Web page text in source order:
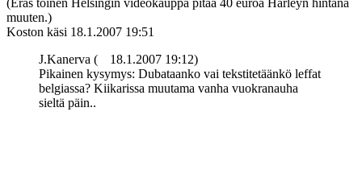
(Eräs toinen Helsingin videokauppa pitää 40 euroa Harleyn hintana
muuten.)
Koston käsi 18.1.2007 19:51
J.Kanerva (
18.1.2007 19:12)
Pikainen kysymys: Dubataanko vai tekstitetäänkö leffat
belgiassa? Kiikarissa muutama vanha vuokranauha
sieltä päin..